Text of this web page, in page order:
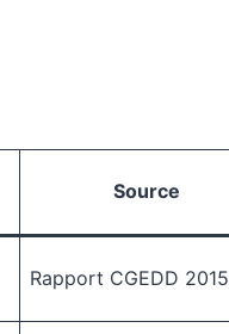
Source
Rapport CGEDD 2015